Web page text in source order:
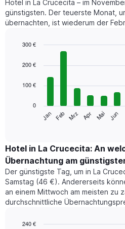
Hotel in La Crucecita – im
günstigsten. Der teuerste Monat,
übernachten, ist wiederum der
chart
bars.
folgende
den
durchschnittlichen
Zimmerpreis
im
jeweiligen
Monat
an.
Diagramm
graphic.
Jan Feb Mrz Apr Mai Jun
0
100 €
200 €
300 €
Hotel in La Crucecita: An
Übernachtung am
Der günstigste Tag, um in La
Samstag (46 €). Andererseits
an einem Mittwoch am meisten zu
durchschnittliche
240 €